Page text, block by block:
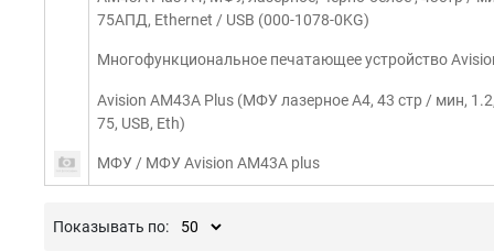
75АПД, Ethernet / USB (000-1078-0KG)
Многофункциональное печатающее устройство
Avision AM43A Plus (МФУ лазерное A4, 43 стр / мин,
75, USB, Eth)
МФУ / МФУ Avision AM43A plus
Показывать по: